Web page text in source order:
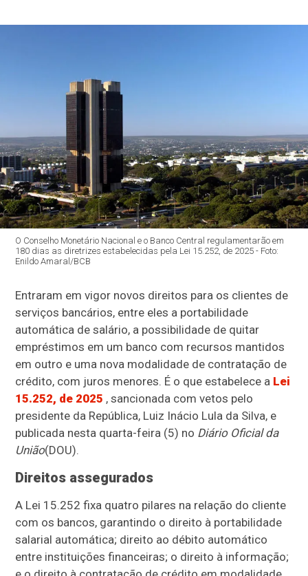
O Conselho Monetário Nacional e o Banco Central regulamentarão em
180 dias as diretrizes estabelecidas pela Lei 15.252, de 2025 - Foto:
Enildo Amaral/BCB
Entraram em vigor novos direitos para os clientes de
serviços bancários, entre eles a portabilidade
automática de salário, a possibilidade de quitar
empréstimos em um banco com recursos mantidos
em outro e uma nova modalidade de contratação de
crédito, com juros menores. É o que estabelece a Lei
15.252, de 2025 , sancionada com vetos pelo
presidente da República, Luiz Inácio Lula da Silva, e
publicada nesta quarta-feira (5) no Diário Oficial da
União(DOU).
Direitos assegurados
A Lei 15.252 fixa quatro pilares na relação do cliente
com os bancos, garantindo o direito à portabilidade
salarial automática; direito ao débito automático
entre instituições financeiras; o direito à informação;